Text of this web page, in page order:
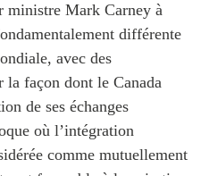
Programme d’études Asie-
Pacifique
Investment Monitor
Projet APEC-Canada pour
l’expansion du partenariat
des entreprises
Conférence Canada-en-
ministre Mark Carney à
différente
avec des
façon dont le Canada
de ses échanges
où l’intégration
comme mutuellement